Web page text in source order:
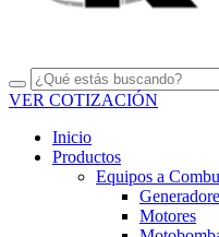
VER COTIZACIÓN
Inicio
Productos
Equipos a
Motores